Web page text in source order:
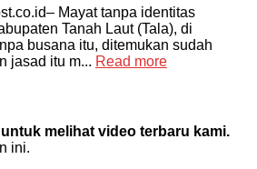
Mayat tanpa identitas
Tanah Laut (Tala), di
busana itu, ditemukan sudah
jasad itu m... Read more
melihat video terbaru kami.
ini.